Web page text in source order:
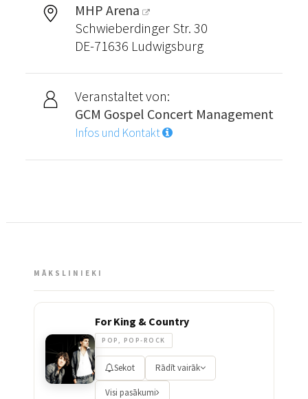
MHP Arena
Schwieberdinger Str. 30
DE-71636 Ludwigsburg
Veranstaltet von:
GCM Gospel Concert Management
Infos und Kontakt
MĀKSLINIEKI
For King & Country
POP, POP-ROCK
Sekot Rādīt vairāk
Visi pasākumi